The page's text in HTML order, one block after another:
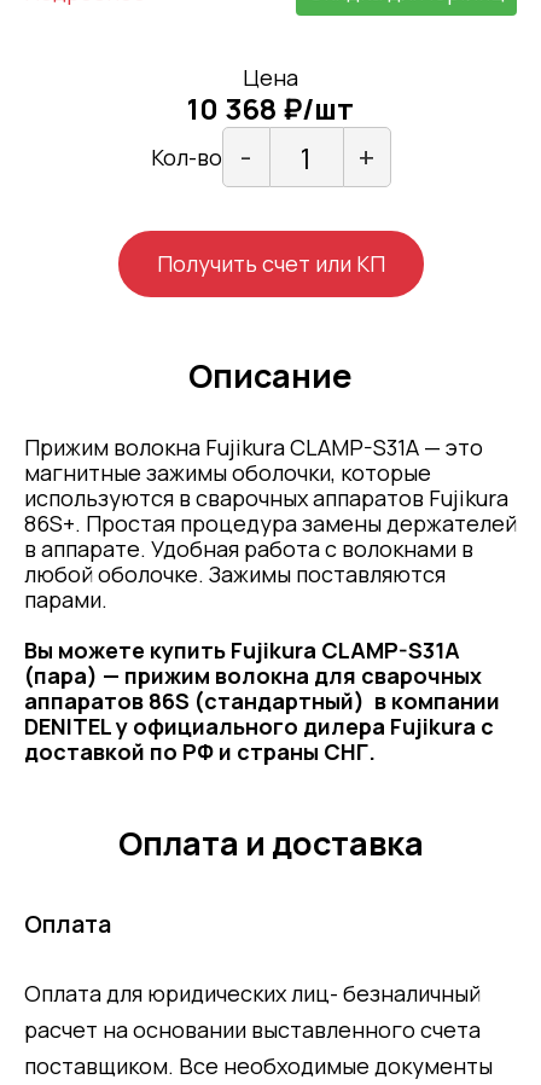
Цена
10 368 ₽/шт
Кол-во - +
Получить счет или КП
Описание
Прижим волокна Fujikura CLAMP-S31A — это
магнитные зажимы оболочки, которые
используются в сварочных аппаратов Fujikura
86S+. Простая процедура замены держателей
в аппарате. Удобная работа с волокнами в
любой оболочке. Зажимы поставляются
парами.
Вы можете купить Fujikura CLAMP-S31A
(пара) — прижим волокна для сварочных
аппаратов 86S (стандартный) в компании
DENITEL у официального дилера Fujikura с
доставкой по РФ и страны СНГ.
Оплата и доставка
Оплата
Оплата для юридических лиц- безналичный
расчет на основании выставленного счета
поставщиком. Все необходимые документы